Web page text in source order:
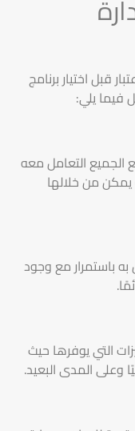
قبل اختيار برنامج
فيما يلي:
التعامل معه
من خلالها
به باستمرار مع وجود
التي يوفرها حيث
وعلى المدى البعيد.